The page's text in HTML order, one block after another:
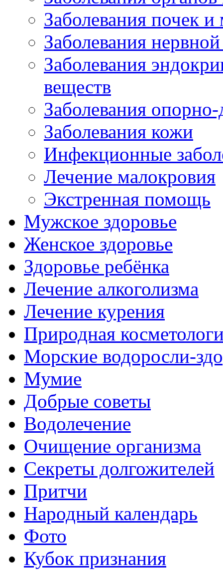
Заболевания почек
Заболевания
Заболевания
веществ
Заболевания опорно-
Заболевания кожи
Инфекционные
Лечение малокровия
Экстренная помощь
Мужское здоровье
Женское здоровье
Здоровье ребёнка
Лечение алкоголизма
Лечение курения
Природная
Морские водоросли-
Мумие
Добрые советы
Водолечение
Очищение организма
Секреты долгожителей
Притчи
Народный календарь
Фото
Кубок признания